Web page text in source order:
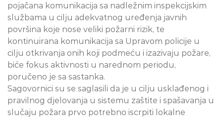
pojačana komunikacija sa nadležnim inspekcijskim
službama u cilju adekvatnog uređenja javnih
površina koje nose veliki požarni rizik, te
kontinuirana komunikacija sa Upravom policije u
cilju otkrivanja onih koji podmeću i izazivaju požare,
biće fokus aktivnosti u narednom periodu,
poručeno je sa sastanka.
Sagovornici su se saglasili da je u cilju usklađenog i
pravilnog djelovanja u sistemu zaštite i spašavanja u
slučaju požara prvo potrebno iscrpiti lokalne